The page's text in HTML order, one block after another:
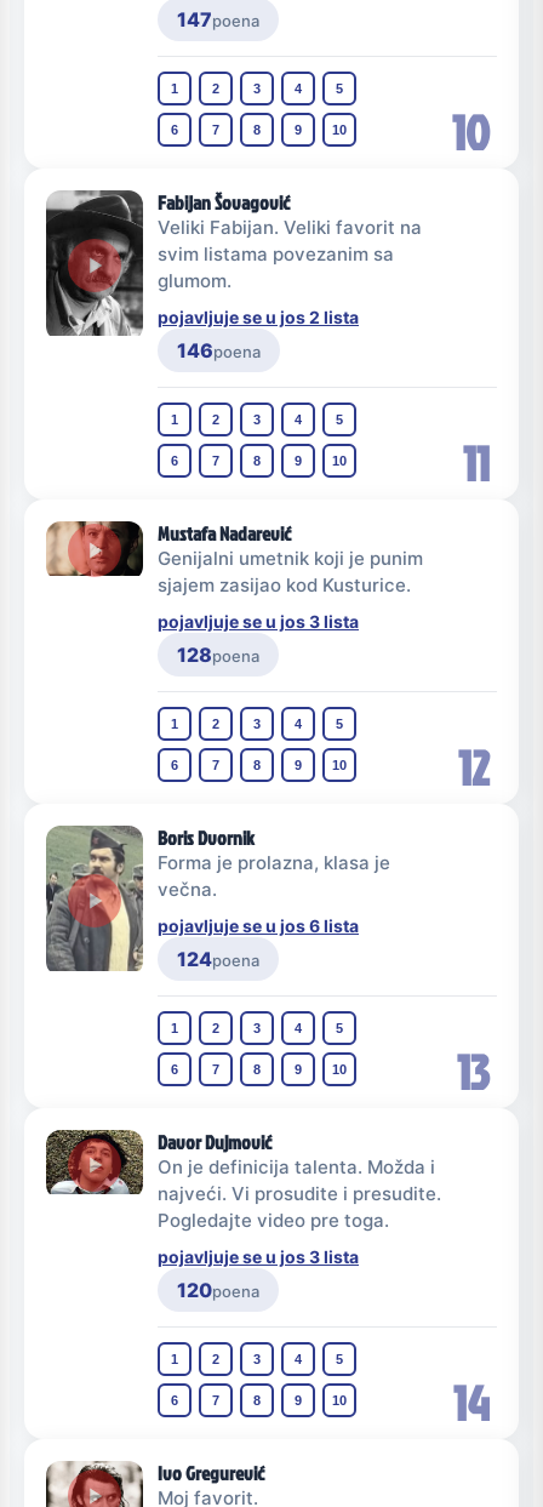
10
147poena
1 2 3 4 5
6 7 8 9 10
11
Fabijan Šovagović
Veliki Fabijan. Veliki favorit na
svim listama povezanim sa
glumom.
pojavljuje se u jos 2 lista
146poena
1 2 3 4 5
6 7 8 9 10
12
Mustafa Nadarević
Genijalni umetnik koji je punim
sjajem zasijao kod Kusturice.
pojavljuje se u jos 3 lista
128poena
1 2 3 4 5
6 7 8 9 10
13
Boris Dvornik
Forma je prolazna, klasa je
večna.
pojavljuje se u jos 6 lista
124poena
1 2 3 4 5
6 7 8 9 10
14
Davor Dujmović
On je definicija talenta. Možda i
najveći. Vi prosudite i presudite.
Pogledajte video pre toga.
pojavljuje se u jos 3 lista
120poena
1 2 3 4 5
6 7 8 9 10
Ivo Gregurević
Moj favorit.